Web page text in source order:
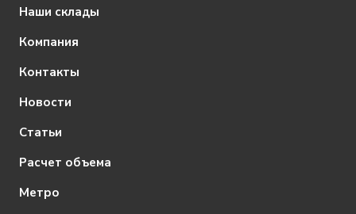
Наши склады
Компания
Контакты
Новости
Статьи
Расчет объема
Метро